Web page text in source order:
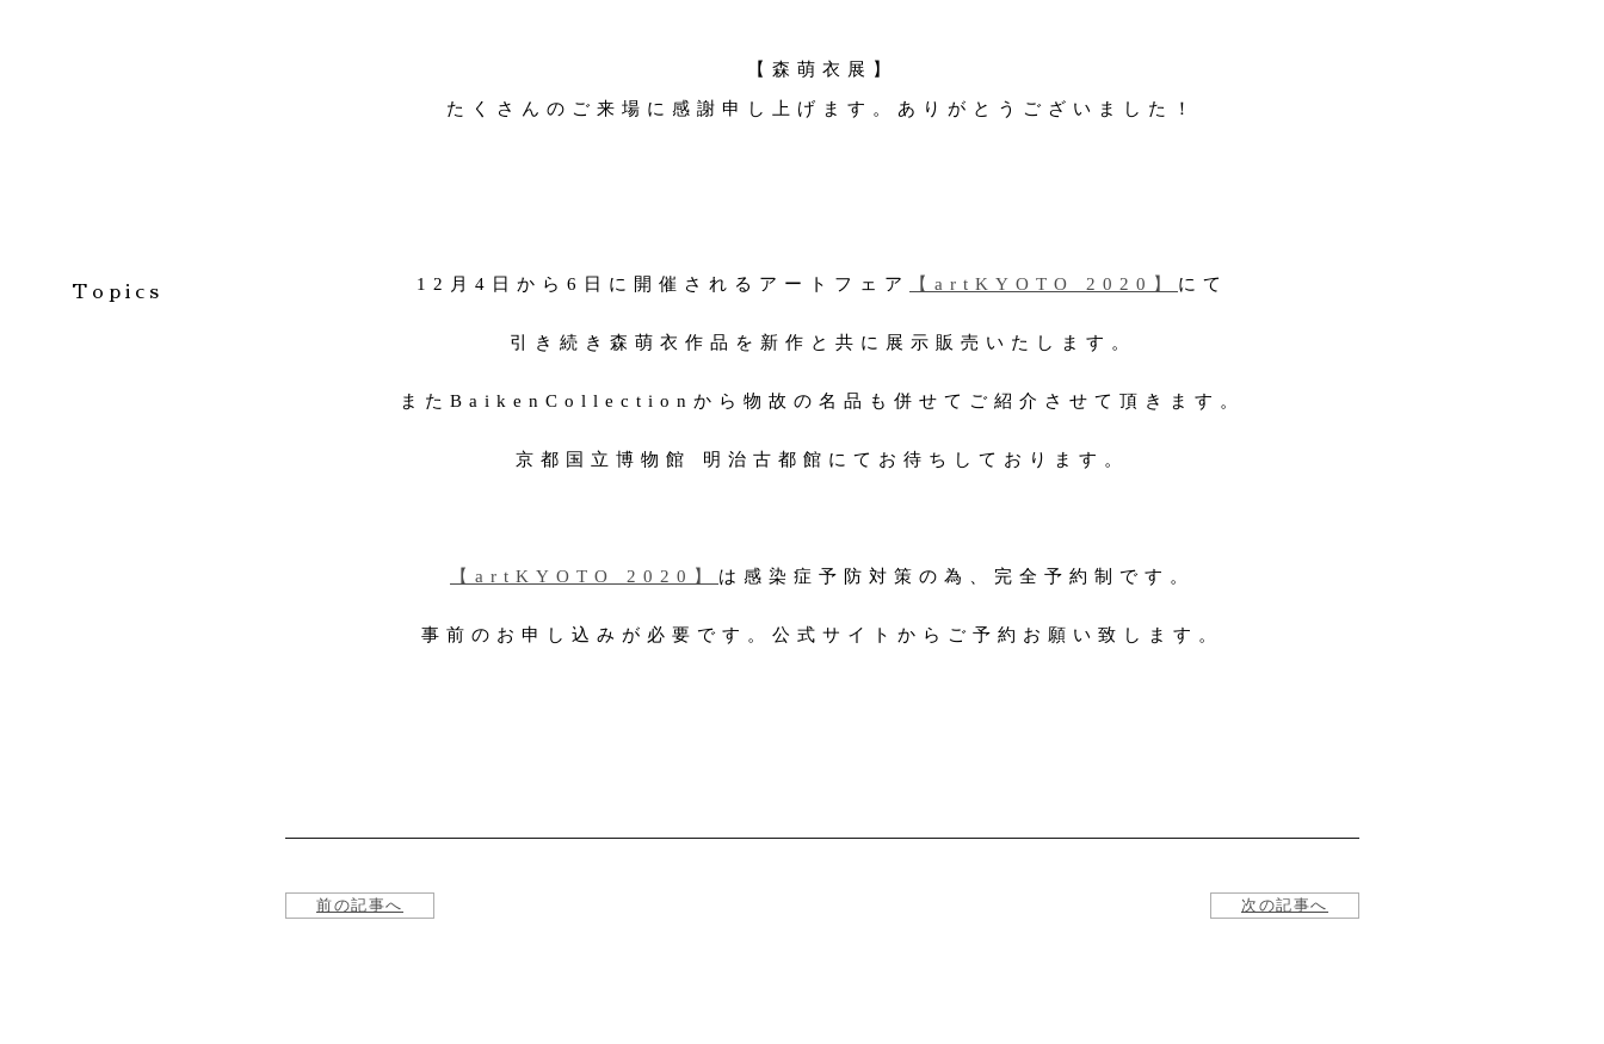
News
Online store
Topics
【森萌衣展】
たくさんのご来場に感謝申し上げます。ありがとうございました！
12月4日から6日に開催されるアートフェア 【artKYOTO 2020】 にて
引き続き森萌衣作品を新作と共に展示販売いたします。
またBaikenCollectionから物故の名品も併せてご紹介させて頂きます。
京都国立博物館 明治古都館にてお待ちしております。
【artKYOTO 2020】 は感染症予防対策の為、完全予約制です。
事前のお申し込みが必要です。公式サイトからご予約お願い致します。
前の記事へ 次の記事へ